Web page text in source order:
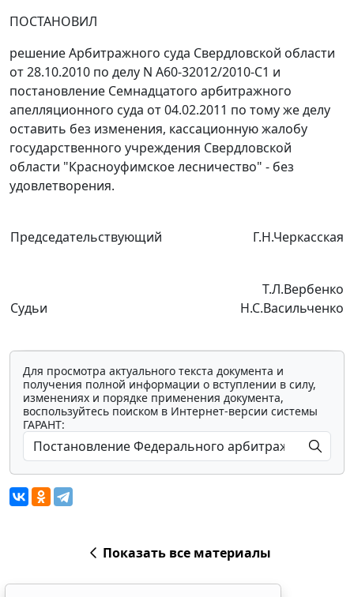
ПОСТАНОВИЛ
решение Арбитражного суда Свердловской области
от 28.10.2010 по делу N А60-32012/2010-С1 и
постановление Семнадцатого арбитражного
апелляционного суда от 04.02.2011 по тому же делу
оставить без изменения, кассационную жалобу
государственного учреждения Свердловской
области "Красноуфимское лесничество" - без
удовлетворения.
Председательствующий Г.Н.Черкасская
Судьи
Т.Л.Вербенко
Н.С.Васильченко
Для просмотра актуального текста документа и
получения полной информации о вступлении в силу,
изменениях и порядке применения документа,
воспользуйтесь поиском в Интернет-версии системы
ГАРАНТ:
Показать все материалы